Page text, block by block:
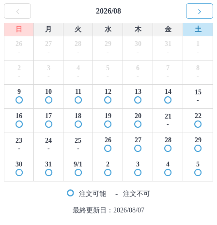
2026/08
日 月 火 水 木 金
土
26
-
27
-
28
-
29
-
30
-
31
-
1
-
2
-
3
-
4
-
5
-
6
-
7
-
8
-
9 10 11 12 13 14
15
-
16 17 18 19 20
21
-
22
23
-
24
-
25
-
26 27 28 29
30 31 9/1 2 3 4 5
注文可能 - 注文不可
最終更新日：2026/08/07